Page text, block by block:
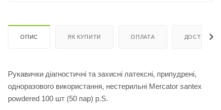
ОПИС ЯК КУПИТИ ОПЛАТА ДОСТАВКА
Рукавички діагностичні та захисні латексні, припудрені,
одноразового використання, нестерильні Mercator santex
powdered 100 шт (50 пар) р.S.